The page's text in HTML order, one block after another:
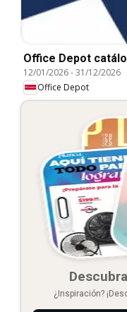
Office Depot
12/01/2026-31/12/2026
Office Depot
¿Inspiración?